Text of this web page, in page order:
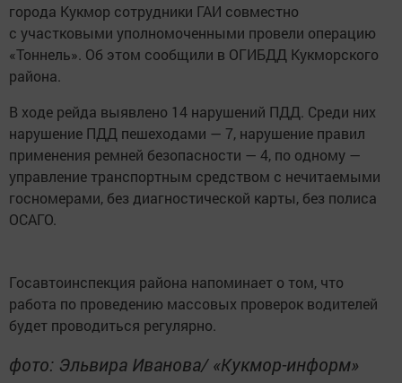
города Кукмор сотрудники ГАИ совместно
с участковыми уполномоченными провели операцию
«Тоннель». Об этом сообщили в ОГИБДД Кукморского
района.
В ходе рейда выявлено 14 нарушений ПДД. Среди них
нарушение ПДД пешеходами — 7, нарушение правил
применения ремней безопасности — 4, по одному —
управление транспортным средством с нечитаемыми
госномерами, без диагностической карты, без полиса
ОСАГО.
Госавтоинспекция района напоминает о том, что
работа по проведению массовых проверок водителей
будет проводиться регулярно.
фото: Эльвира Иванова/ «Кукмор-информ»